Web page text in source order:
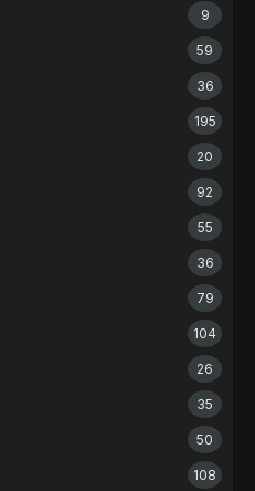
9
59
36
195
20
92
55
36
79
104
26
35
50
108